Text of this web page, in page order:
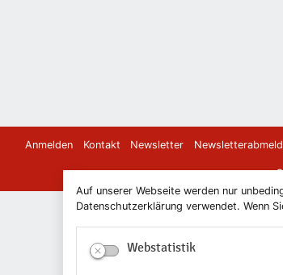
Auf unserer Webseite werden nur
Datenschutzerklärung verwendet. Wenn
Webstatistik
Anmelden Kontakt Newsletter